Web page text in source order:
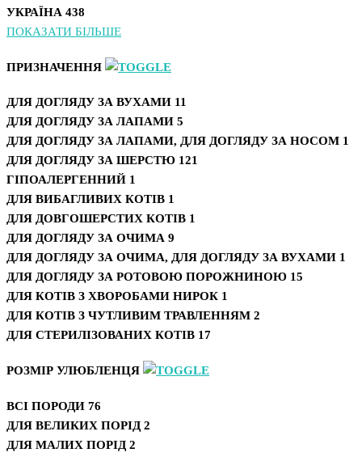
УКРАЇНА 438
ПОКАЗАТИ БІЛЬШЕ
ПРИЗНАЧЕННЯ
ДЛЯ ДОГЛЯДУ ЗА ВУХАМИ 11
ДЛЯ ДОГЛЯДУ ЗА ЛАПАМИ 5
ДЛЯ ДОГЛЯДУ ЗА ЛАПАМИ, ДЛЯ ДОГЛЯДУ ЗА НОСОМ 1
ДЛЯ ДОГЛЯДУ ЗА ШЕРСТЮ 121
ГІПОАЛЕРГЕННИЙ 1
ДЛЯ ВИБАГЛИВИХ КОТІВ 1
ДЛЯ ДОВГОШЕРСТИХ КОТІВ 1
ДЛЯ ДОГЛЯДУ ЗА ОЧИМА 9
ДЛЯ ДОГЛЯДУ ЗА ОЧИМА, ДЛЯ ДОГЛЯДУ ЗА ВУХАМИ 1
ДЛЯ ДОГЛЯДУ ЗА РОТОВОЮ ПОРОЖНИНОЮ 15
ДЛЯ КОТІВ З ХВОРОБАМИ НИРОК 1
ДЛЯ КОТІВ З ЧУТЛИВИМ ТРАВЛЕННЯМ 2
ДЛЯ СТЕРИЛІЗОВАНИХ КОТІВ 17
РОЗМІР УЛЮБЛЕНЦЯ
ВСІ ПОРОДИ 76
ДЛЯ ВЕЛИКИХ ПОРІД 2
ДЛЯ МАЛИХ ПОРІД 2